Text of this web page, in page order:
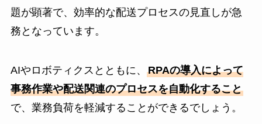
題が顕著で、効率的な配送プロセスの見直しが急
務となっています。
AIやロボティクスとともに、 RPAの導入によって
事務作業や配送関連のプロセスを自動化すること
で、業務負荷を軽減することができるでしょう。